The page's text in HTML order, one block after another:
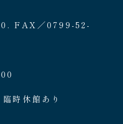
FAX／0799-52-
時休館あり